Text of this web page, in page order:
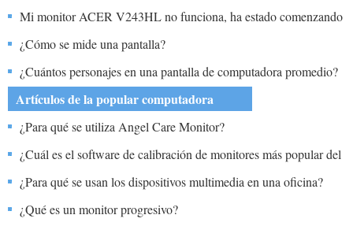
dispositivos individuales?
Mi monitor ACER V243HL no funciona, ha estado comenzando
y luego diciendo que estoy usando un Advent DT2410 con
Windows 10 ¿Cómo se puede solucionar esto?
¿Cómo se mide una pantalla?
¿Cuántos personajes en una pantalla de computadora promedio?
Artículos de la popular computadora
¿Para qué se utiliza Angel Care Monitor?
¿Cuál es el software de calibración de monitores más popular del
mercado?
¿Para qué se usan los dispositivos multimedia en una oficina?
¿Qué es un monitor progresivo?